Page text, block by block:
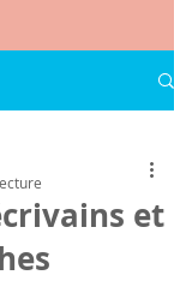
et